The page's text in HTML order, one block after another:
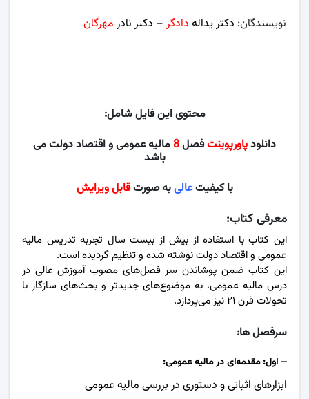
نویسندگان: دکتر یداله دادگر – دکتر نادر مهرگان
محتوی این فایل شامل:
دانلودپاورپوینتفصل8 مالیه عمومی و اقتصاد دولت می
باشد
با کیفیتعالیبه صورتقابل ویرایش
معرفی کتاب:
این کتاب با استفاده از بیش از بیست سال تجربه تدریس مالیه
عمومی و اقتصاد دولت نوشته شده و تنظیم گردیده است.
این کتاب ضمن پوشاندن سر فصل‌های مصوب آموزش عالی در
درس مالیه عمومی، به موضوع‌های جدیدتر و بحث‌های سازگار با
تحولات قرن ٢۱ نیز می‌پردازد.
سرفصل ها:
– اول: مقدمه‌ای در مالیه عمومی:
ابزارهای اثباتی و دستوری در بررسی مالیه عمومی